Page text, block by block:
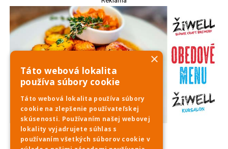
×
Táto webová lokalita
používa súbory cookie
Táto webová lokalita používa súbory
cookie na zlepšenie používateľskej
skúsenosti. Používaním našej webovej
lokality vyjadrujete súhlas s
používaním všetkých súborov cookie v